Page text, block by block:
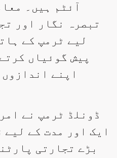
آئٹم ہیں۔
تبصرہ نگار اور
لیے ٹرمپ کے
پیش گوئیاں
اپنے
ڈونلڈ ٹرمپ نے
ایک اور مدت کے
بڑے تجارتی